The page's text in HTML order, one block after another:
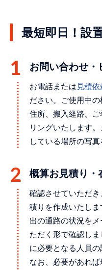
最短即日！設
お問い合わせ・
お電話または ⾒積
ださい。ご使用中
住所、搬入経路、
リングいたします
している場所の写真
概算お見積り・
確認させていただ
積りを作成いたし
出の通路の状況を
ただく形で確認し
に必要となる人員の
なお、必要があれ